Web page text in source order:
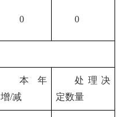
0 0
本年
增/减
处理决
定数量